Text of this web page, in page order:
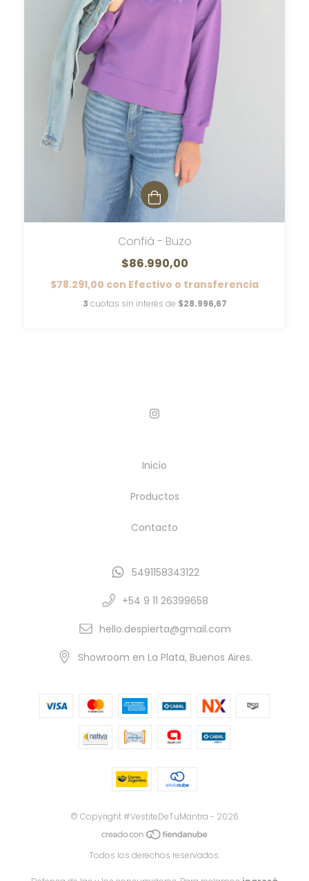
Confiá - Buzo
$86.990,00
$78.291,00 con Efectivo o transferencia
3 cuotas sin interés de $28.996,67
Inicio
Productos
Contacto
5491158343122
+54 9 11 26399658
hello.despierta@gmail.com
Showroom en La Plata, Buenos Aires.
© Copyright #VestiteDeTuMantra - 2026
Todos los derechos reservados.